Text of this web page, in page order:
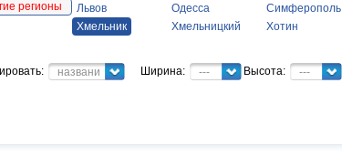
регионы
Львов
Одесса Симферополь
Хмельник
Хмельницкий Хотин
название Ширина: --- Высота: ---